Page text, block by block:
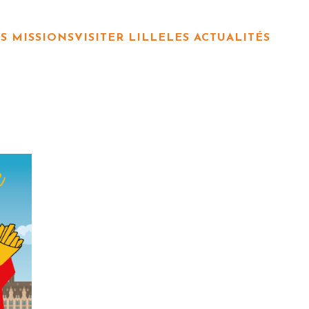
MISSIONSVISITER LILLE LES ACTUALITÉS